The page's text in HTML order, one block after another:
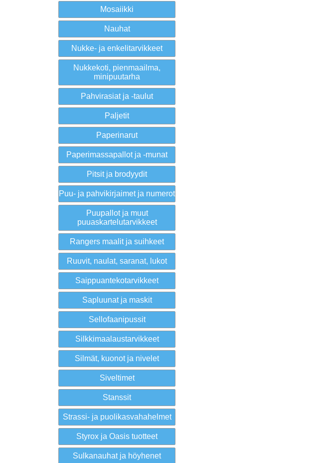
Mosaiikki
Nauhat
Nukke- ja enkelitarvikkeet
Nukkekoti, pienmaailma,
minipuutarha
Pahvirasiat ja -taulut
Paljetit
Paperinarut
Paperimassapallot ja -munat
Pitsit ja brodyydit
Puu- ja pahvikirjaimet ja numerot
Puupallot ja muut
puuaskartelutarvikkeet
Rangers maalit ja suihkeet
Ruuvit, naulat, saranat, lukot
Saippuantekotarvikkeet
Sapluunat ja maskit
Sellofaanipussit
Silkkimaalaustarvikkeet
Silmät, kuonot ja nivelet
Siveltimet
Stanssit
Strassi- ja puolikasvahahelmet
Styrox ja Oasis tuotteet
Sulkanauhat ja höyhenet